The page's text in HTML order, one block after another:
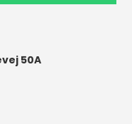
50A